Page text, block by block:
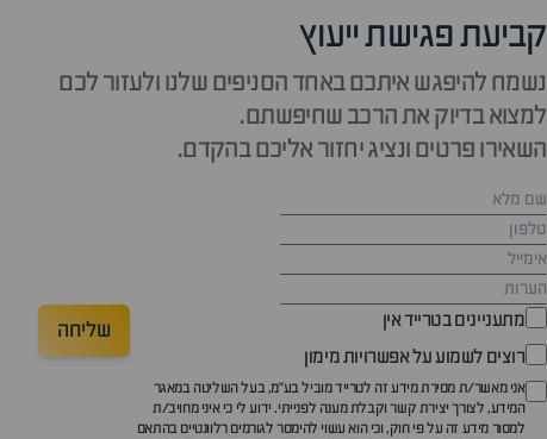
קביעת פגישת ייעוץ
נשמח להיפגש איתכם באחד הסניפים שלנו ולעזור לכם
למצוא בדיוק את הרכב שחיפשתם.
השאירו פרטים ונציג יחזור אליכם בהקדם.
מתעניינים בטרייד אין
רוצים לשמוע על אפשרויות מימון
אני מאשר/ת מסירת מידע זה לטרייד מוביל בע"מ, בעל השליטה במאגר
המידע, לצורך יצירת קשר וקבלת מענה לפנייתי. ידוע לי כי איני מחויב/ת
למסור מידע זה על פי חוק, וכי הוא עשוי להימסר לגורמים רלוונטיים בהתאם
שליחה